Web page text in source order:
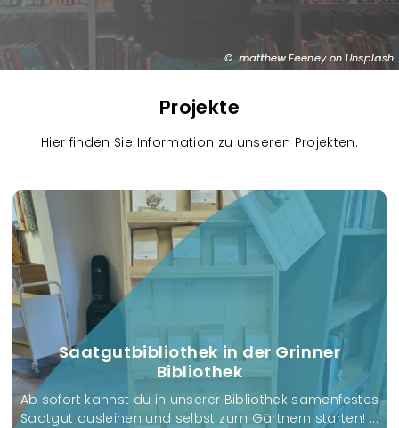
matthew Feeney on Unsplash
Projekte
Hier finden Sie Information zu unseren Projekten.
e
f
e
r
e
n
z
e
n
Saatgutbibliothek in der Grinner
Bibliothek
Ab sofort kannst du in unserer Bibliothek samenfestes
Saatgut ausleihen und selbst zum Gärtnern starten! ...